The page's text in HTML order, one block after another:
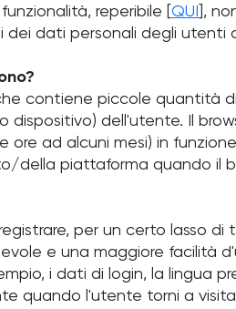
reperibile [ QUI
],
dati personali degli utenti
contiene piccole quantità
dell'utente. Il
ad alcuni mesi) in
della piattaforma quando il
per un certo lasso
e una maggiore facilità
i dati di login, la lingua
quando l'utente torni a